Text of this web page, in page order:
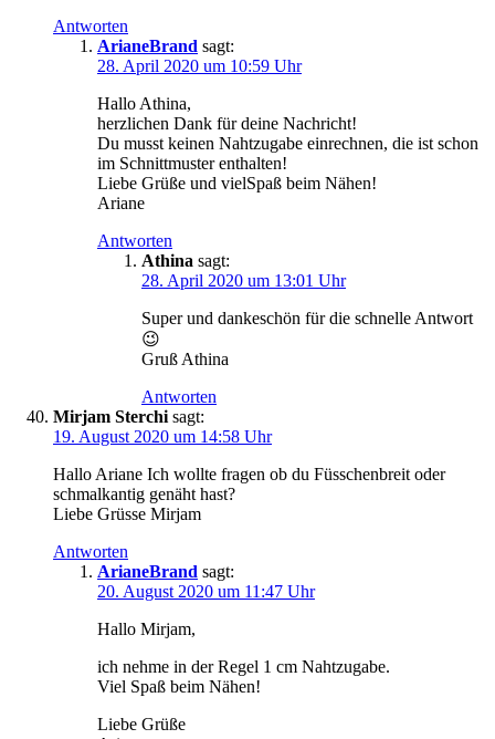
Antworten
ArianeBrand sagt:
28. April 2020 um 10:59 Uhr
Hallo Athina,
herzlichen Dank für deine Nachricht!
Du musst keinen Nahtzugabe einrechnen, die ist schon
im Schnittmuster enthalten!
Liebe Grüße und vielSpaß beim Nähen!
Ariane
Antworten
Athina sagt:
28. April 2020 um 13:01 Uhr
Super und dankeschön für die schnelle Antwort
😉
Gruß Athina
Antworten
Mirjam Sterchi sagt:
19. August 2020 um 14:58 Uhr
Hallo Ariane Ich wollte fragen ob du Füsschenbreit oder
schmalkantig genäht hast?
Liebe Grüsse Mirjam
Antworten
ArianeBrand sagt:
20. August 2020 um 11:47 Uhr
Hallo Mirjam,
ich nehme in der Regel 1 cm Nahtzugabe.
Viel Spaß beim Nähen!
Liebe Grüße